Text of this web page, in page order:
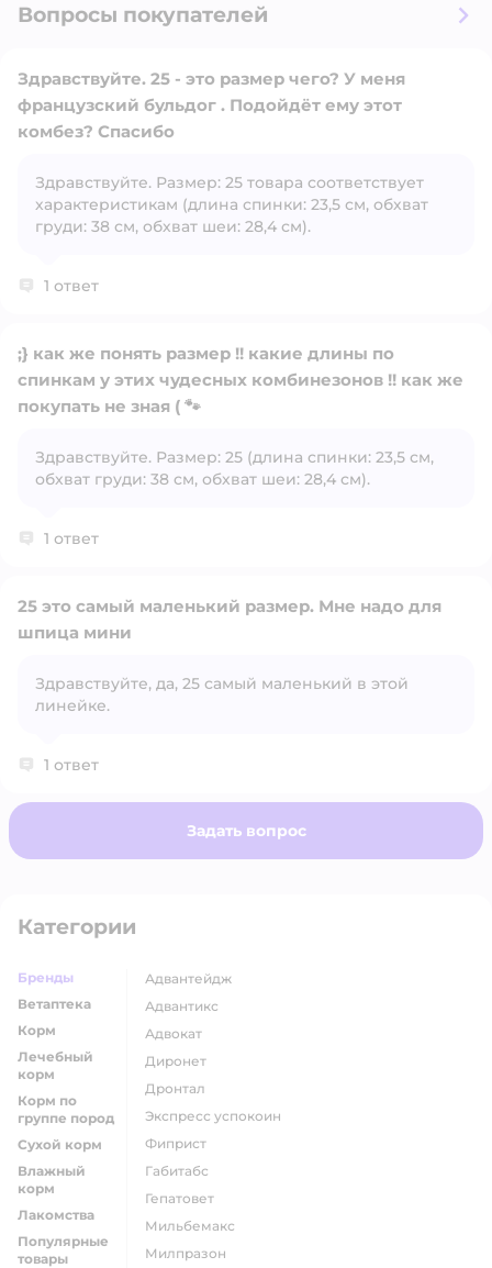
Вопросы покупателей
Открыть вопрос
Здравствуйте. 25 - это размер чего? У меня
французский бульдог . Подойдёт ему этот
комбез? Спасибо
Здравствуйте. Размер: 25 товара соответствует
характеристикам (длина спинки: 23,5 см, обхват
груди: 38 см, обхват шеи: 28,4 см).
1 ответ
Открыть вопрос
;} как же понять размер !! какие длины по
спинкам у этих чудесных комбинезонов !! как же
покупать не зная ( 🐾
Здравствуйте. Размер: 25 (длина спинки: 23,5 см,
обхват груди: 38 см, обхват шеи: 28,4 см).
1 ответ
Открыть вопрос
25 это самый маленький размер. Мне надо для
шпица мини
Здравствуйте, да, 25 самый маленький в этой
линейке.
1 ответ
Задать вопрос
Категории
Бренды
Ветаптека
Корм
Лечебный
корм
Корм по
группе пород
Сухой корм
Влажный
корм
Лакомства
Популярные
товары
адвантейдж
адвантикс
адвокат
диронет
дронтал
экспресс успокоин
фиприст
габитабс
гепатовет
мильбемакс
милпразон